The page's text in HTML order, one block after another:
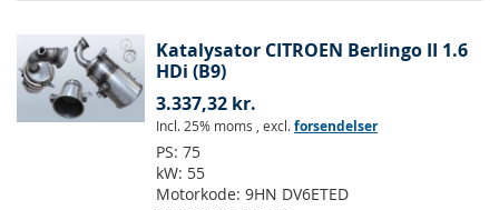
Katalysator CITROEN Berlingo II 1.6
HDi (B9)
3.337,32 kr.
Incl. 25% moms , excl.forsendelser
PS: 75
kW: 55
Motorkode: 9HN DV6ETED